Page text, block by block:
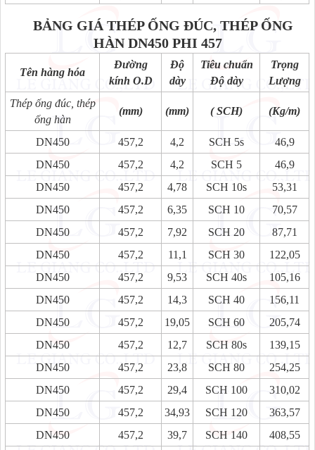
BẢNG GIÁ THÉP ỐNG ĐÚC, THÉP ỐNG
HÀN DN450 PHI 457
Tên hàng hóa
Đường
kính O.D
Độ
dày
Tiêu chuẩn
Độ dày
Trọng
Lượng
Thép ống đúc, thép
ống hàn
(mm) (mm) ( SCH) (Kg/m)
DN450 457,2 4,2 SCH 5s
46,9
DN450
457,2 4,2 SCH 5
46,9
DN450
457,2 4,78 SCH 10s
53,31
DN450
457,2 6,35 SCH 10
70,57
DN450
457,2 7,92 SCH 20
87,71
DN450
457,2 11,1 SCH 30
122,05
DN450
457,2 9,53 SCH 40s
105,16
DN450
457,2 14,3 SCH 40
156,11
DN450
457,2 19,05 SCH 60
205,74
DN450
457,2 12,7 SCH 80s
139,15
DN450
457,2 23,8 SCH 80
254,25
DN450
457,2 29,4 SCH 100
310,02
DN450
457,2 34,93 SCH 120
363,57
DN450
457,2 39,7 SCH 140
408,55